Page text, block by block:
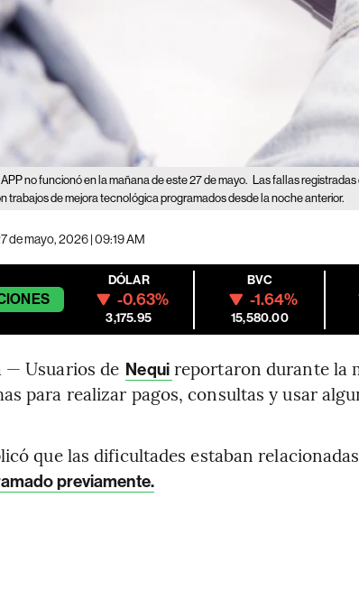
no funcionó en la mañana de este 27 de mayo. Las fallas
trabajos de mejora tecnológica programados desde la noche anterior.
de mayo, 2026 | 09:19 AM
DÓLAR
-0.63%
3,175.95
BVC
-1.64%
15,580.00
— Usuarios de Nequi reportaron durante la
para realizar pagos, consultas y usar
que las dificultades estaban
previamente.